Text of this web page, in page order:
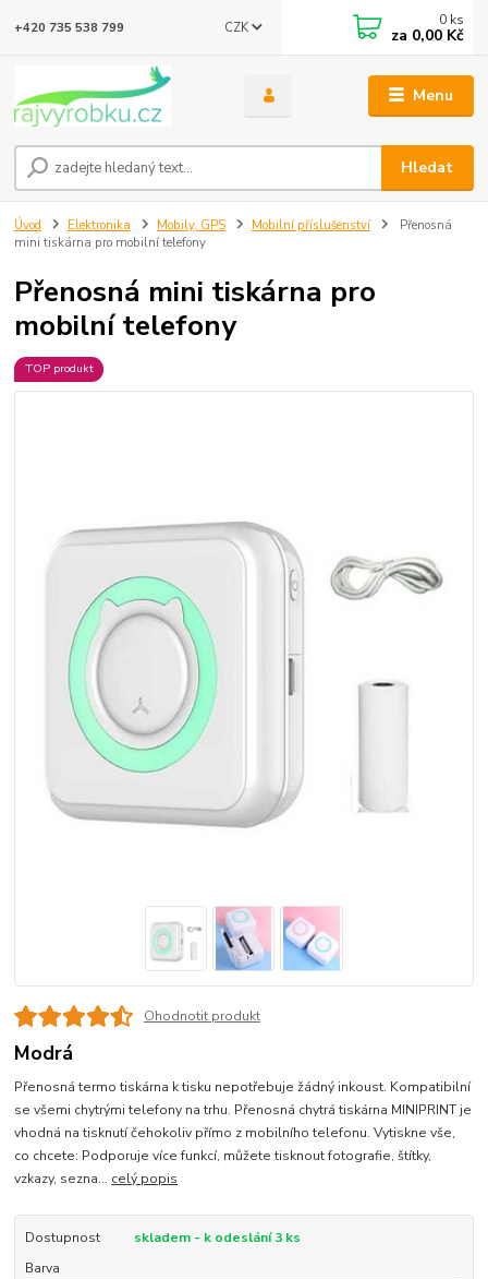
Menu
CZK
Hledat
+420 735 538 799 0 ks
za 0,00 Kč
Úvod Elektronika Mobily, GPS Mobilní příslušenství
Přenosná
mini tiskárna pro mobilní telefony
Přenosná mini tiskárna pro
mobilní telefony
TOP produkt
Ohodnotit produkt
Modrá
Přenosná termo tiskárna k tisku nepotřebuje žádný inkoust. Kompatibilní
se všemi chytrými telefony na trhu. Přenosná chytrá tiskárna MINIPRINT je
vhodná na tisknutí čehokoliv přímo z mobilního telefonu. Vytiskne vše,
co chcete: Podporuje více funkcí, můžete tisknout fotografie, štítky,
vzkazy, sezna... celý popis
Dostupnost
skladem - k odeslání 3 ks
Barva